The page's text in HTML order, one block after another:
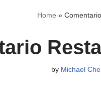
Home »
by Michael